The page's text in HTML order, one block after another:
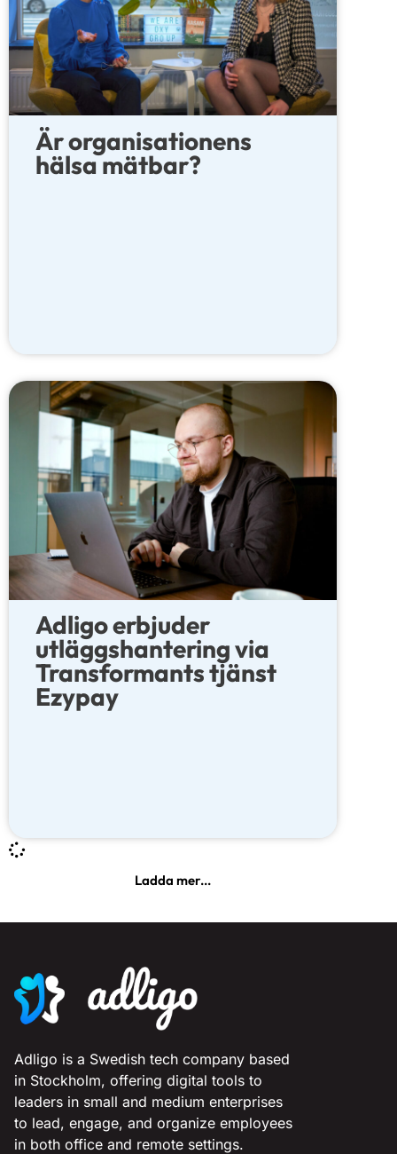
Är organisationens
hälsa mätbar?
Adligo erbjuder
utläggshantering via
Transformants tjänst
Ezypay
Ladda mer...
Adligo is a Swedish tech company based
in Stockholm, offering digital tools to
leaders in small and medium enterprises
to lead, engage, and organize employees
in both office and remote settings.